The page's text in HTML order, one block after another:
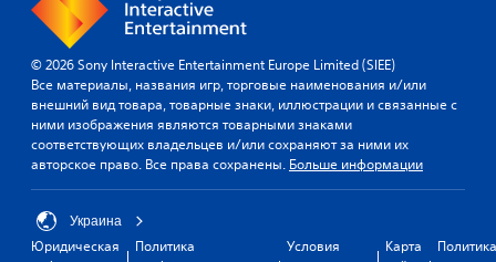
© 2026 Sony Interactive Entertainment Europe Limited (SIEE)
Все материалы, названия игр, торговые наименования и/или
внешний вид товара, товарные знаки, иллюстрации и связанные с
ними изображения являются товарными знаками
соответствующих владельцев и/или сохраняют за ними их
авторское право. Все права сохранены. Больше информации
Украина
Юридическая
Политика
Условия
Карта
Политика